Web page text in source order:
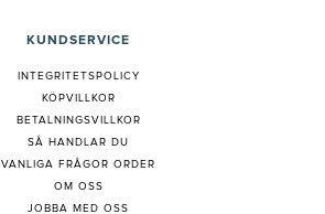
KUNDSERVICE
INTEGRITETSPOLICY
KÖPVILLKOR
BETALNINGSVILLKOR
SÅ HANDLAR DU
VANLIGA FRÅGOR ORDER
OM OSS
JOBBA MED OSS